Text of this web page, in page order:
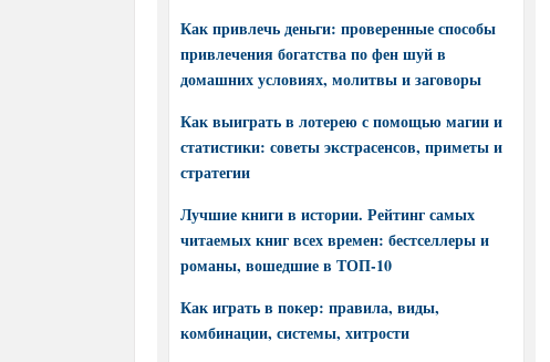
Как привлечь деньги: проверенные способы
привлечения богатства по фен шуй в
домашних условиях, молитвы и заговоры
Как выиграть в лотерею с помощью магии и
статистики: советы экстрасенсов, приметы и
стратегии
Лучшие книги в истории. Рейтинг самых
читаемых книг всех времен: бестселлеры и
романы, вошедшие в ТОП-10
Как играть в покер: правила, виды,
комбинации, системы, хитрости